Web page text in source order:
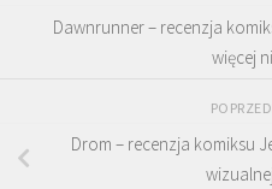
Dawnrunner – recenzja
więcej
Drom – recenzja komiksu